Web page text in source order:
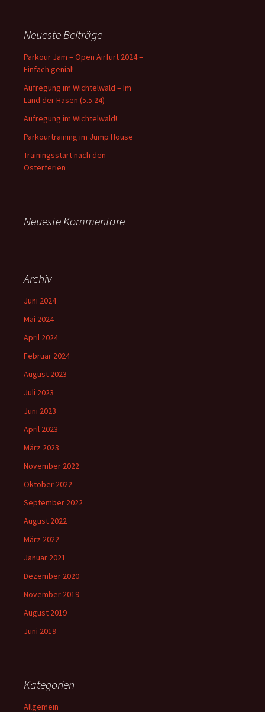
Neueste Beiträge
Parkour Jam – Open Airfurt 2024 –
Einfach genial!
Aufregung im Wichtelwald – Im
Land der Hasen (5.5.24)
Aufregung im Wichtelwald!
Parkourtraining im Jump House
Trainingsstart nach den
Osterferien
Neueste Kommentare
Archiv
Juni 2024
Mai 2024
April 2024
Februar 2024
August 2023
Juli 2023
Juni 2023
April 2023
März 2023
November 2022
Oktober 2022
September 2022
August 2022
März 2022
Januar 2021
Dezember 2020
November 2019
August 2019
Juni 2019
Kategorien
Allgemein